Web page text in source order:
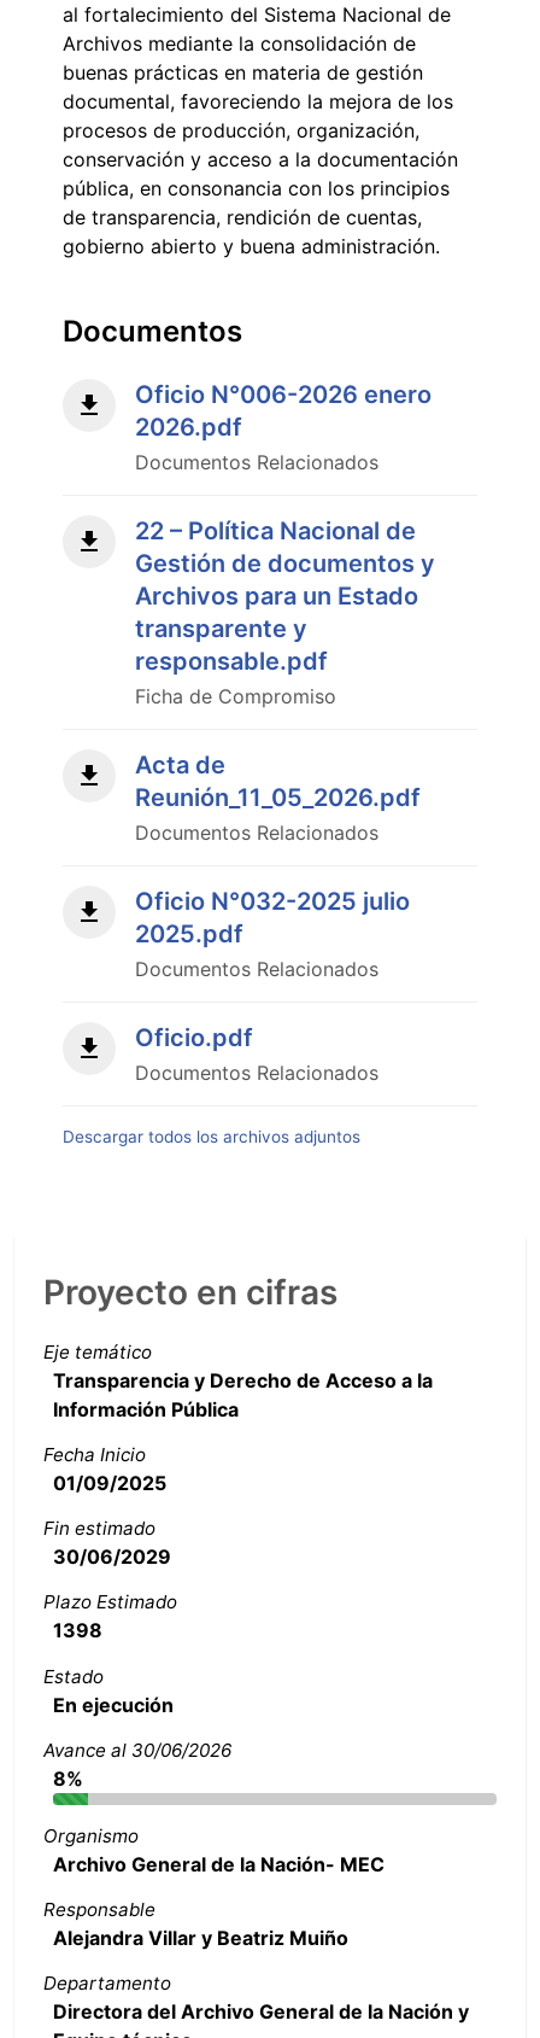
al fortalecimiento del Sistema Nacional de
Archivos mediante la consolidación de
buenas prácticas en materia de gestión
documental, favoreciendo la mejora de los
procesos de producción, organización,
conservación y acceso a la documentación
pública, en consonancia con los principios
de transparencia, rendición de cuentas,
gobierno abierto y buena administración.
Documentos
Oficio N°006-2026 enero
2026.pdf
Documentos Relacionados
22 – Política Nacional de
Gestión de documentos y
Archivos para un Estado
transparente y
responsable.pdf
Ficha de Compromiso
Acta de
Reunión_11_05_2026.pdf
Documentos Relacionados
Oficio N°032-2025 julio
2025.pdf
Documentos Relacionados
Oficio.pdf
Documentos Relacionados
Descargar todos los archivos adjuntos
Proyecto en cifras
Eje temático
Transparencia y Derecho de Acceso a la
Información Pública
Fecha Inicio
01/09/2025
Fin estimado
30/06/2029
Plazo Estimado
1398
Estado
En ejecución
Avance al 30/06/2026
8%
Organismo
Archivo General de la Nación- MEC
Responsable
Alejandra Villar y Beatriz Muiño
Departamento
Directora del Archivo General de la Nación y